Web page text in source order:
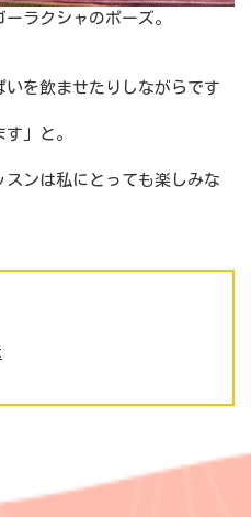
ラクシャのポーズ。
を飲ませたりしながらです
」と。
ンは私にとっても楽しみな